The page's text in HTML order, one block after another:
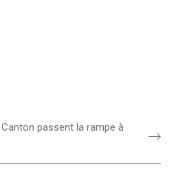
passent la rampe à